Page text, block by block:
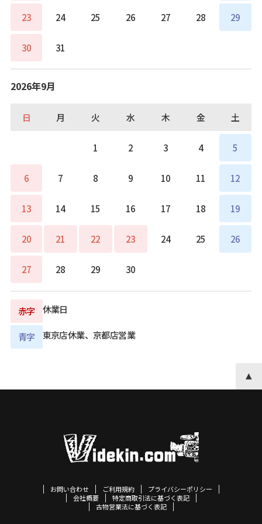
23 24 25 26 27 28 29
30 31
2026年9月
日 月 火 水 木 金 土
1 2 3 4 5
6 7 8 9 10 11 12
13 14 15 16 17 18 19
20 21 22 23 24 25 26
27 28 29 30
赤字 休業日
青字 東京店休業、京都店営業
お問い合わせ ご利用規約
プライバシーポリシー
会社概要
特定商取引法に基づく表記
古物営業法に基づく表記